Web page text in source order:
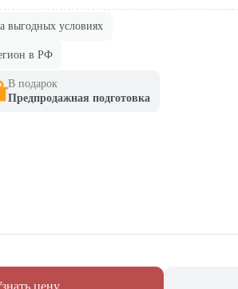
выгодных условиях
в РФ
В подарок
Предпродажная подготовка
цену